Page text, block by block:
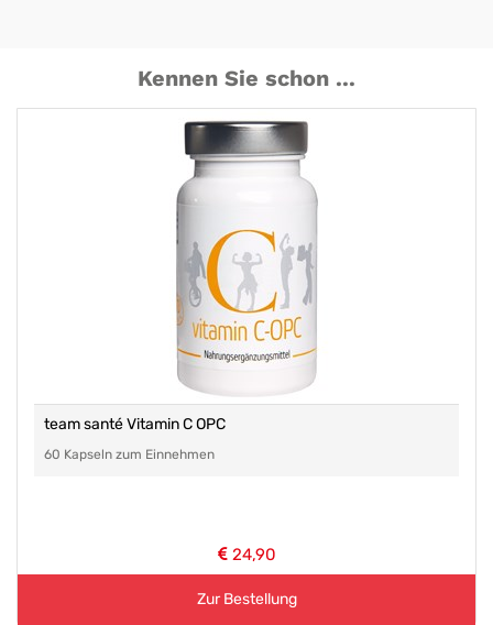
Kennen Sie schon ...
team santé Vitamin C OPC
60 Kapseln zum Einnehmen
24,90
Zur Bestellung